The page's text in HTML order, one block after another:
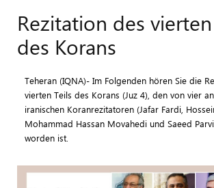
Rezitation des
des Korans
Teheran (IQNA)- Im Folgenden hören Sie die
vierten Teils des Korans (Juz 4), den von vier
iranischen Koranrezitatoren (Jafar Fardi,
Mohammad Hassan Movahedi und Saeed
worden ist.